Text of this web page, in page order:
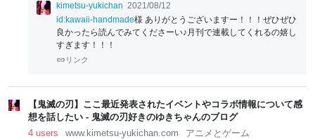
kimetsu-yukichan 2021/08/12
id:kawaii-handmade様 ありがとうございますー！！！ぜひぜひ
良かったら読んでみてくださーい♪月刊で連載してくれるの嬉し
すぎます！！！
リンク
【鬼滅の刃】ここ最近発表されたイベントやコラボ情報について感
想を話したい - 鬼滅の刃好きのゆきちゃんのブログ
4 users
www.kimetsu-yukichan.com アニメとゲーム